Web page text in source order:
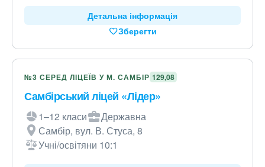
Детальна інформація
Зберегти
№3 СЕРЕД ЛІЦЕЇВ У М. САМБІР 129,08
Самбірський ліцей «Лідер»
1–12 класи
Державна
Самбір, вул. В. Стуса, 8
Учні/освітяни 10:1